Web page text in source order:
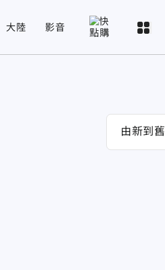
大陸 影音
由新到舊